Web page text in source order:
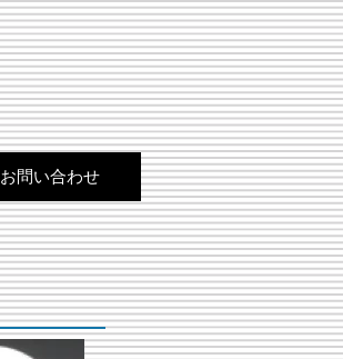
お問い合わせ